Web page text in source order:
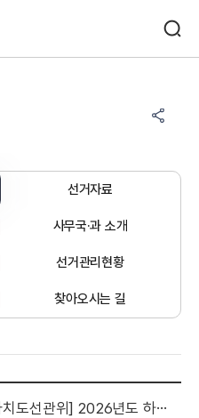
선거자료
사무국·과 소개
선거관리현황
찾아오시는 길
하반기 일반 공정선거지원단 서류전형 합격자 발표 및 면접심사 일정 안내